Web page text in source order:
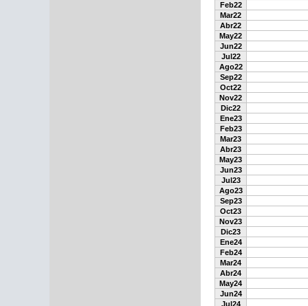
Feb22
Mar22
Abr22
May22
Jun22
Jul22
Ago22
Sep22
Oct22
Nov22
Dic22
Ene23
Feb23
Mar23
Abr23
May23
Jun23
Jul23
Ago23
Sep23
Oct23
Nov23
Dic23
Ene24
Feb24
Mar24
Abr24
May24
Jun24
Jul24